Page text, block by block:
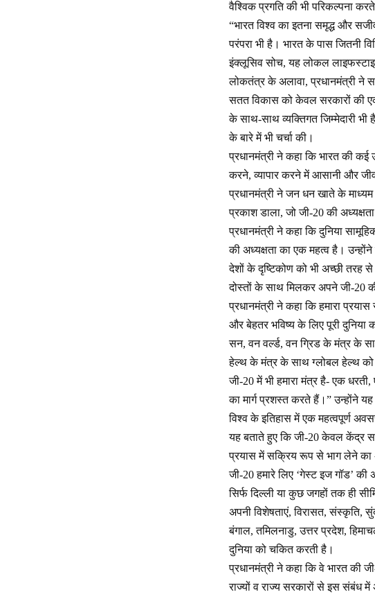
वैश्विक प्रगति की भी परिकल्पना
“भारत विश्व का इतना समृद्ध और
परंपरा भी है। भारत के पास जितनी
इंक्लूसिव सोच, यह लोकल
लोकतंत्र के अलावा, प्रधानमंत्री ने
सतत विकास को केवल सरकारों की एक
के साथ-साथ व्यक्तिगत जिम्मेदारी
के बारे में भी चर्चा की।
प्रधानमंत्री ने कहा कि भारत की
करने, व्यापार करने में आसानी और
प्रधानमंत्री ने जन धन खाते के
प्रकाश डाला, जो जी-20 की
प्रधानमंत्री ने कहा कि दुनिया
की अध्यक्षता का एक महत्व है।
देशों के दृष्टिकोण को भी अच्छी तरह
दोस्तों के साथ मिलकर अपने जी-20
प्रधानमंत्री ने कहा कि हमारा
और बेहतर भविष्य के लिए पूरी
सन, वन वर्ल्ड, वन ग्रिड के मंत्र के
हेल्थ के मंत्र के साथ ग्लोबल हेल्थ को
जी-20 में भी हमारा मंत्र है- एक
का मार्ग प्रशस्त करते हैं।” उन्होंने
विश्व के इतिहास में एक महत्वपूर्ण
यह बताते हुए कि जी-20 केवल केंद्र
प्रयास में सक्रिय रूप से भाग लेने का
जी-20 हमारे लिए ‘गेस्ट इज गॉड’
सिर्फ दिल्ली या कुछ जगहों तक ही
अपनी विशेषताएं, विरासत, संस्कृति,
बंगाल, तमिलनाडु, उत्तर प्रदेश,
दुनिया को चकित करती है।
प्रधानमंत्री ने कहा कि वे भारत की
राज्यों व राज्य सरकारों से इस संबंध